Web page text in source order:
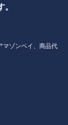
マゾンペイ、商品代